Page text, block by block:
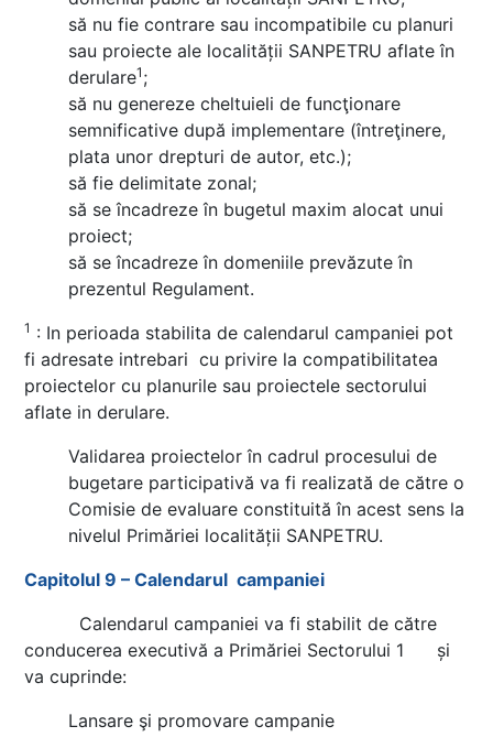
să nu fie contrare sau incompatibile cu planuri
sau proiecte ale localității SANPETRU aflate în
derulare1 ;
să nu genereze cheltuieli de funcţionare
semnificative după implementare (întreţinere,
plata unor drepturi de autor, etc.);
să fie delimitate zonal;
să se încadreze în bugetul maxim alocat unui
proiect;
să se încadreze în domeniile prevăzute în
prezentul Regulament.
1 : In perioada stabilita de calendarul campaniei pot
fi adresate intrebari cu privire la compatibilitatea
proiectelor cu planurile sau proiectele sectorului
aflate in derulare.
Validarea proiectelor în cadrul procesului de
bugetare participativă va fi realizată de către o
Comisie de evaluare constituită în acest sens la
nivelul Primăriei localității SANPETRU.
Capitolul 9 – Calendarul campaniei
Calendarul campaniei va fi stabilit de către
conducerea executivă a Primăriei Sectorului 1 și
va cuprinde:
Lansare şi promovare campanie